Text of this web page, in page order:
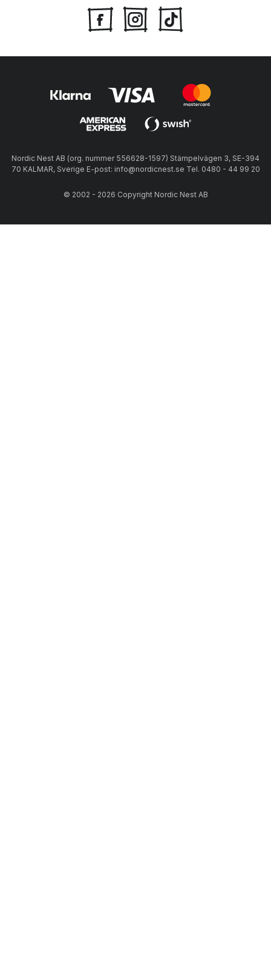
Nordic Nest AB (org. nummer 556628-1597) Stämpelvägen 3, SE-394
70 KALMAR, Sverige E-post: info@nordicnest.se Tel. 0480 - 44 99 20
© 2002 - 2026 Copyright Nordic Nest AB